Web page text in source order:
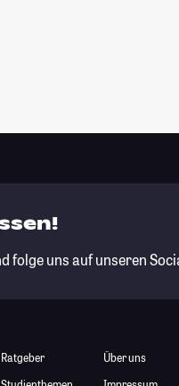
folge uns auf unseren
Ratgeber
Über uns